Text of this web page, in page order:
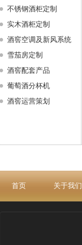
不锈钢酒柜定制
实木酒柜定制
酒窖空调及新风系统
雪茄房定制
酒窖配套产品
葡萄酒分杯机
酒窖运营策划
首页 关于我们